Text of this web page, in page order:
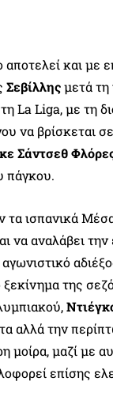
και με
Σεβίλληςμετά
La Liga, με τη
να βρίσκεται
Σάντσεθ
πάγκου.
ισπανικά
να αναλάβει
ξεκίνημα της
αλλά την
μοίρα, μαζί με
επίσης